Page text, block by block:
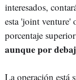
interesados,
esta 'joint venture'
porcentaje
aunque por
La operación está